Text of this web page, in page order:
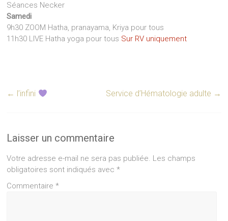
Séances Necker
Samedi
9h30 ZOOM Hatha, pranayama, Kriya pour tous
11h30 LIVE Hatha yoga pour tous Sur RV uniquement
← l’infini Service d’Hématologie adulte →
Laisser un commentaire
Votre adresse e-mail ne sera pas publiée. Les champs
obligatoires sont indiqués avec*
Commentaire*